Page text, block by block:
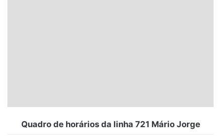
Quadro de horários da linha 721 Mário Jorge